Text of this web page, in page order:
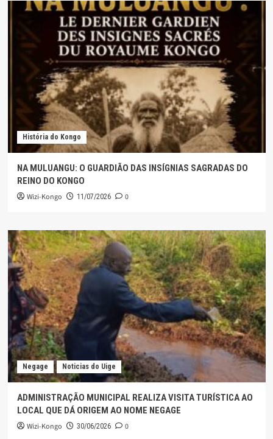
História do Kongo
NA MULUANGU: O GUARDIÃO DAS INSÍGNIAS SAGRADAS DO
REINO DO KONGO
Wizi-Kongo 11/07/2026 0
Negage Noticias do Uige
ADMINISTRAÇÃO MUNICIPAL REALIZA VISITA TURÍSTICA AO
LOCAL QUE DÁ ORIGEM AO NOME NEGAGE
Wizi-Kongo 30/06/2026 0